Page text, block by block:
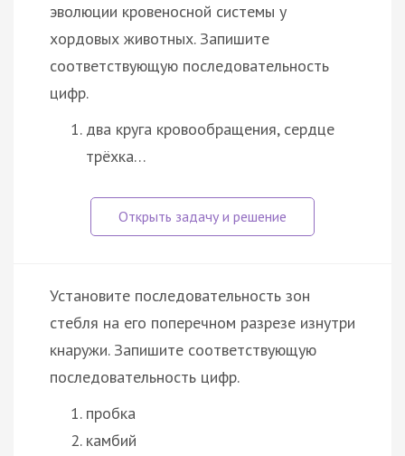
эволюции кровеносной системы у
хордовых животных. Запишите
соответствующую последовательность
цифр.
два круга кровообращения, сердце
трёхка…
Установите последовательность зон
стебля на его поперечном разрезе изнутри
кнаружи. Запишите соответствующую
последовательность цифр.
пробка
камбий